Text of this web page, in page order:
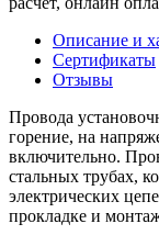
Описание и
Сертификаты
Отзывы
Провода
горение, на
включительно.
стальных трубах,
электрических
прокладке и